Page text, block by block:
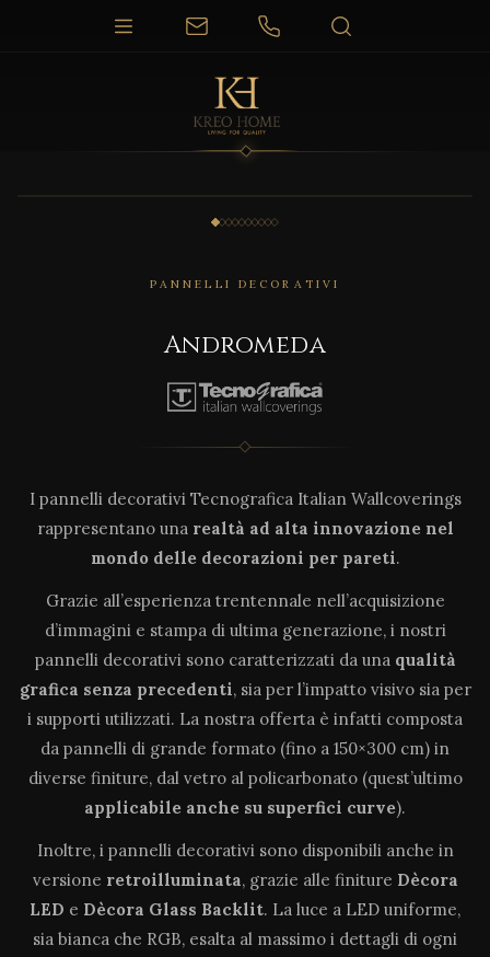
PANNELLI DECORATIVI
Andromeda
I pannelli decorativi Tecnografica Italian Wallcoverings
rappresentano una realtà ad alta innovazione nel
mondo delle decorazioni per pareti.
Grazie all’esperienza trentennale nell’acquisizione
d’immagini e stampa di ultima generazione, i nostri
pannelli decorativi sono caratterizzati da una qualità
grafica senza precedenti, sia per l’impatto visivo sia per
i supporti utilizzati. La nostra offerta è infatti composta
da pannelli di grande formato (fino a 150×300 cm) in
diverse finiture, dal vetro al policarbonato (quest’ultimo
applicabile anche su superfici curve).
Inoltre, i pannelli decorativi sono disponibili anche in
versione retroilluminata, grazie alle finiture Dècora
LED e Dècora Glass Backlit. La luce a LED uniforme,
sia bianca che RGB, esalta al massimo i dettagli di ogni